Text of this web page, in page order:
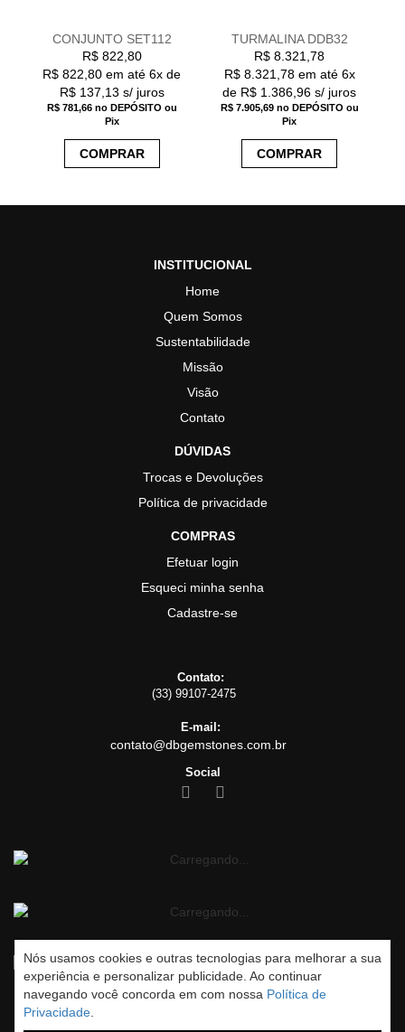
CONJUNTO SET112
R$ 822,80
R$ 822,80 em até 6x de
R$ 137,13 s/ juros
R$ 781,66no DEPÓSITO ou
Pix
COMPRAR
TURMALINA DDB32
R$ 8.321,78
R$ 8.321,78 em até6x
de R$ 1.386,96 s/ juros
R$ 7.905,69no DEPÓSITO ou
Pix
COMPRAR
INSTITUCIONAL
Home
Quem Somos
Sustentabilidade
Missão
Visão
Contato
DÚVIDAS
Trocas e Devoluções
Política de privacidade
COMPRAS
Efetuar login
Esqueci minha senha
Cadastre-se
Contato:
(33) 99107-2475
E-mail:
contato@dbgemstones.com.br
Social
Nós usamos cookies e outras tecnologias para melhorar a sua
experiência e personalizar publicidade. Ao continuar
navegando você concorda em com nossa Política de
Privacidade